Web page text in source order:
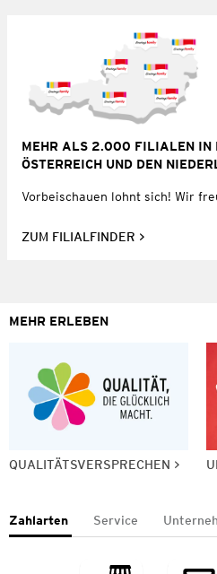
MEHR ALS 2.000 FILIALEN IN
ÖSTERREICH UND DEN
Vorbeischauen lohnt sich! Wir
ZUM FILIALFINDER
MEHR ERLEBEN
QUALITÄTSVERSPRECHEN
Zahlarten Service